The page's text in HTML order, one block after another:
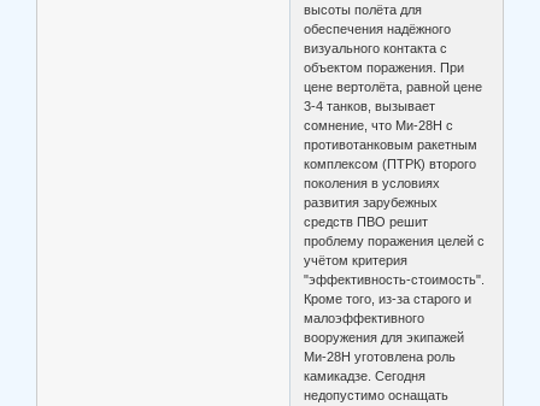
высоты полёта для
обеспечения надёжного
визуального контакта с
объектом поражения. При
цене вертолёта, равной цене
3-4 танков, вызывает
сомнение, что Ми-28Н с
противотанковым ракетным
комплексом (ПТРК) второго
поколения в условиях
развития зарубежных
средств ПВО решит
проблему поражения целей с
учётом критерия
"эффективность-стоимость".
Кроме того, из-за старого и
малоэффективного
вооружения для экипажей
Ми-28Н уготовлена роль
камикадзе. Сегодня
недопустимо оснащать